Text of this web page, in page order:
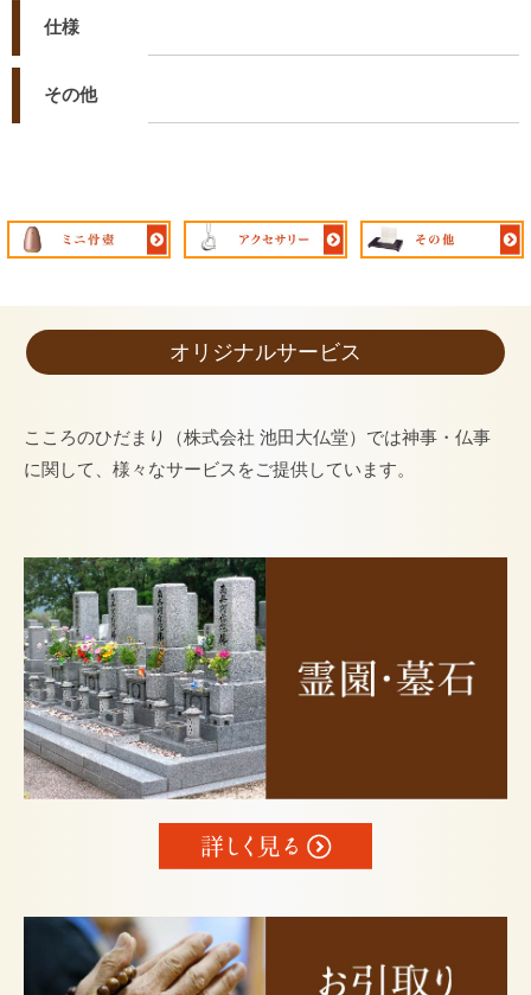
仕様
その他
オリジナルサービス
こころのひだまり（株式会社 池田大仏堂）では神事・仏事
に関して、様々なサービスをご提供しています。